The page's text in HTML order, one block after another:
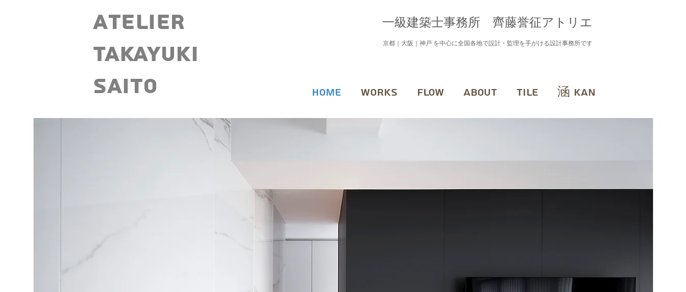
Atelier
Takayuki
Saito
一級建築士事務所 齊藤誉征アトリエ
京都｜大阪｜神戸 を中心に全国各地で設計・監理を手がける設計事務所です
HOME WORKS FLOW ABOUT TILE 涵 KAN